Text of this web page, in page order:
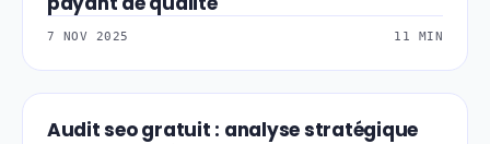
7 NOV 2025 11 MIN
WEB-UX-UI-DESIGN
Audit seo gratuit : analyse stratégique